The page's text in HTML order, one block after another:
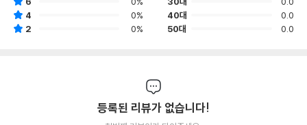
4
0%
2
0%
40대
0.0
50대
0.0
등록된 리뷰가 없습니다!